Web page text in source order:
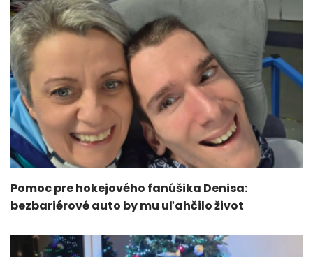
Pomoc pre hokejového fanúšika Denisa:
bezbariérové auto by mu uľahčilo život